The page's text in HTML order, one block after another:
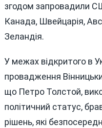
згодом запровадили
Канада, Швейцарія,
Зеландія.
У межах відкритого в
провадження
що Петро Толстой,
політичний статус,
рішень, які